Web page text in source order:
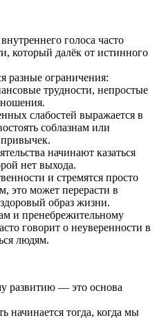
голоса часто
который далёк от истинного
разные ограничения:
трудности, непростые
слабостей выражается в
соблазнам или
начинают казаться
нет выхода.
и стремятся просто
это может перерасти в
образ жизни.
и пренебрежительному
говорит о неуверенности в
людям.
развитию — это основа
начинается тогда, когда мы